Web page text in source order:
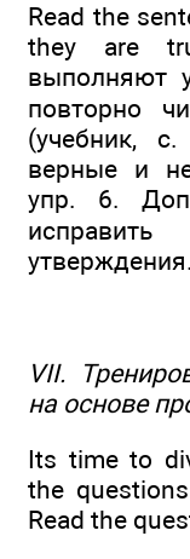
Read the
they are
выполняют
повторно
(учебник,
верные и
упр. 6.
VII.
на основе
Its time to
the
Read the